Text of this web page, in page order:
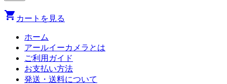
shopping_cart カートを見る
ホーム
アールイーカメラとは
ご利用ガイド
お支払い方法
発送・送料について